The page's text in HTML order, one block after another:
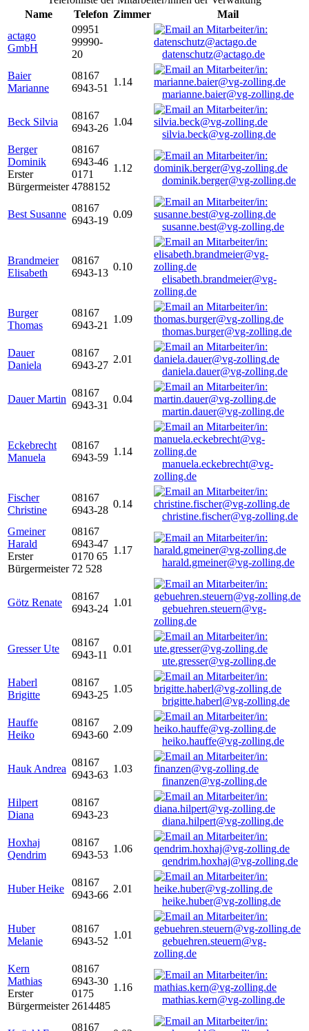
Name
Telefon Zimmer
Mail
actago
GmbH
09951
99990-
20
datenschutz@actago.de
Baier
Marianne
08167
6943-51
1.14
marianne.baier@vg-zolling.de
Beck Silvia
08167
6943-26
1.04
silvia.beck@vg-zolling.de
Berger
Dominik
Erster
Bürgermeister
08167
6943-46
0171
4788152
1.12
dominik.berger@vg-zolling.de
Best Susanne
08167
6943-19
0.09
susanne.best@vg-zolling.de
Brandmeier
Elisabeth
08167
6943-13
0.10
elisabeth.brandmeier@vg-
zolling.de
Burger
Thomas
08167
6943-21
1.09
thomas.burger@vg-zolling.de
Dauer
Daniela
08167
6943-27
2.01
daniela.dauer@vg-zolling.de
Dauer Martin
08167
6943-31
0.04
martin.dauer@vg-zolling.de
Eckebrecht
Manuela
08167
6943-59
1.14
manuela.eckebrecht@vg-
zolling.de
Fischer
Christine
08167
6943-28
0.14
christine.fischer@vg-zolling.de
Gmeiner
Harald
Erster
Bürgermeister
08167
6943-47
0170 65
72 528
1.17
harald.gmeiner@vg-zolling.de
Götz Renate
08167
6943-24
1.01
gebuehren.steuern@vg-
zolling.de
Gresser Ute
08167
6943-11
0.01
ute.gresser@vg-zolling.de
Haberl
Brigitte
08167
6943-25
1.05
brigitte.haberl@vg-zolling.de
Hauffe
Heiko
08167
6943-60
2.09
heiko.hauffe@vg-zolling.de
Hauk Andrea
08167
6943-63
1.03
finanzen@vg-zolling.de
Hilpert
Diana
08167
6943-23
diana.hilpert@vg-zolling.de
Hoxhaj
Qendrim
08167
6943-53
1.06
qendrim.hoxhaj@vg-zolling.de
Huber Heike
08167
6943-66
2.01
heike.huber@vg-zolling.de
Huber
Melanie
08167
6943-52
1.01
gebuehren.steuern@vg-
zolling.de
Kern
Mathias
Erster
Bürgermeister
08167
6943-30
0175
2614485
1.16
mathias.kern@vg-zolling.de
08167